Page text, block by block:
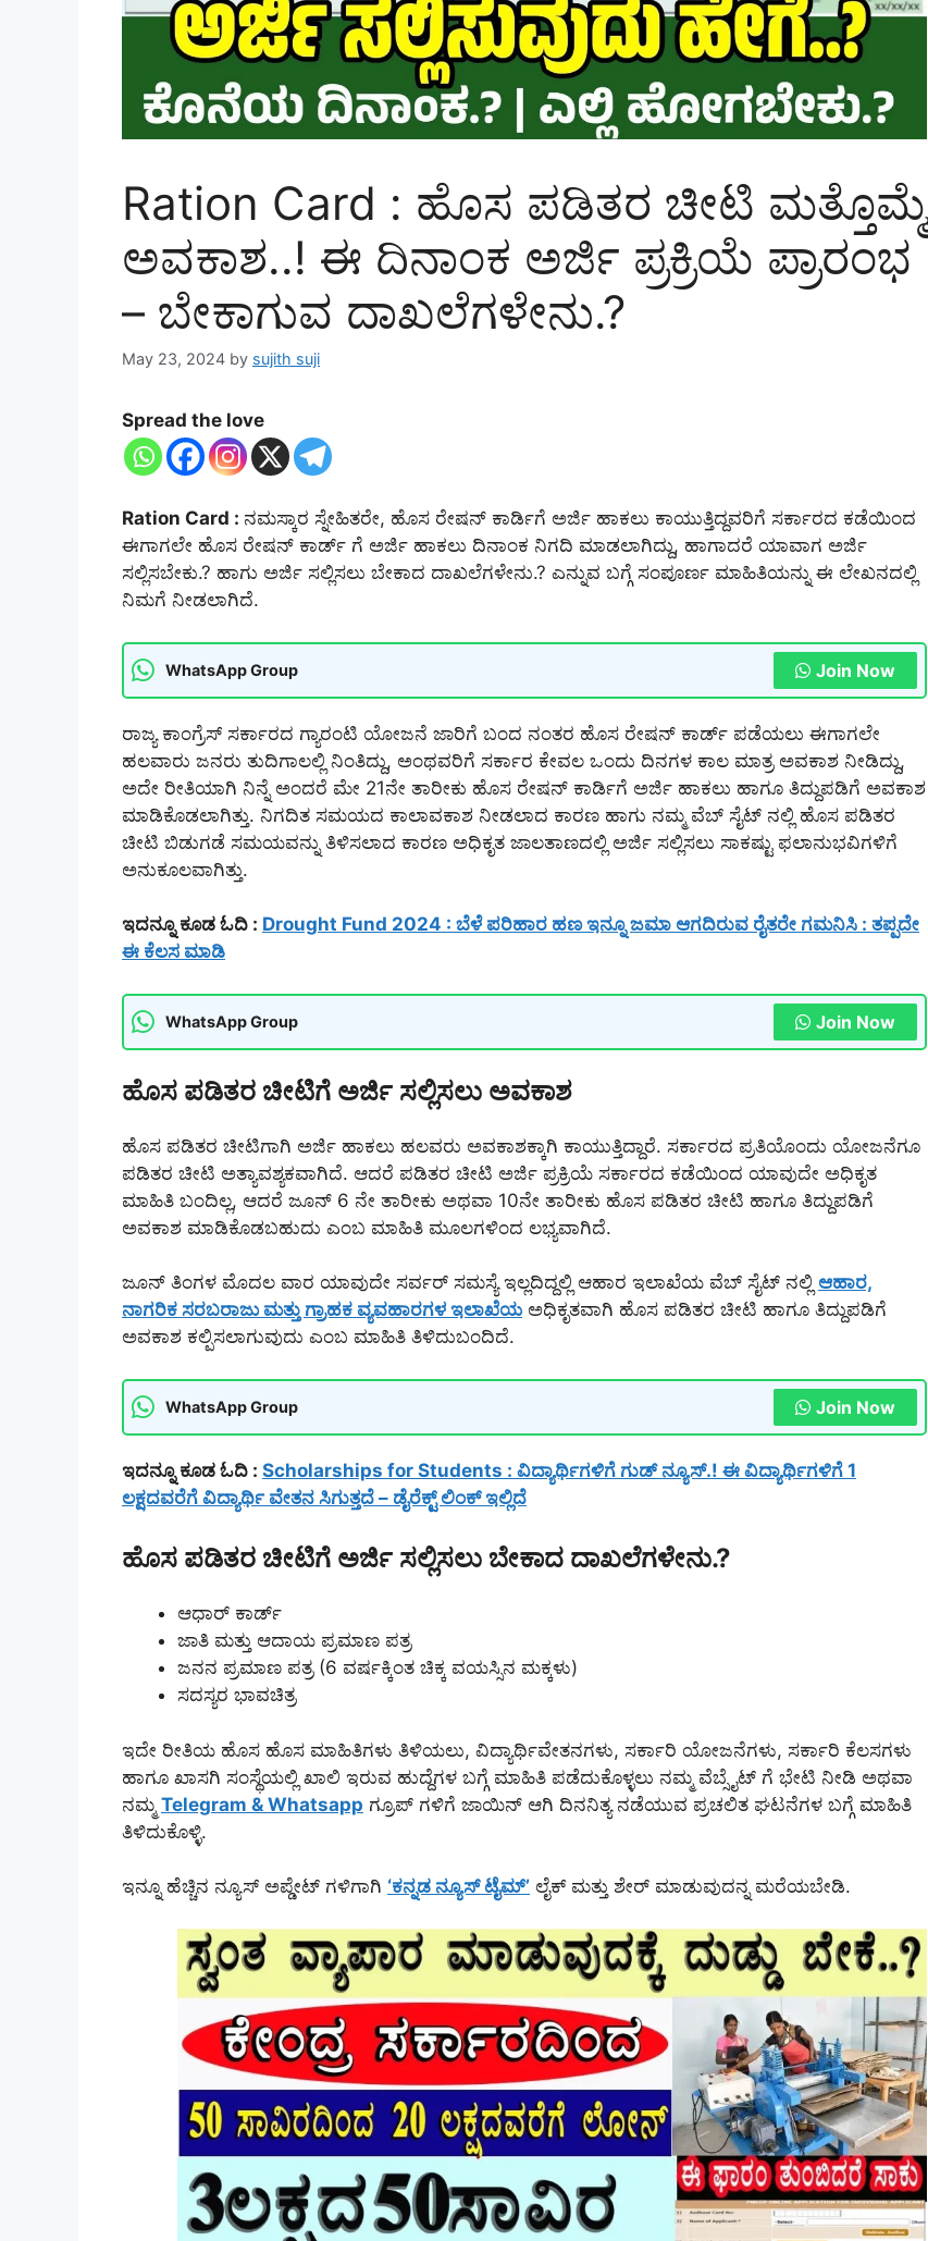
Ration Card : ಹೊಸ ಪಡಿತರ ಚೀಟಿ ಮತ್ತೊಮ್ಮೆ
ಅವಕಾಶ..! ಈ ದಿನಾಂಕ ಅರ್ಜಿ ಪ್ರಕ್ರಿಯೆ ಪ್ರಾರಂಭ
– ಬೇಕಾಗುವ ದಾಖಲೆಗಳೇನು.?
May 23, 2024 by sujith suji
Spread the love
Ration Card : ನಮಸ್ಕಾರ ಸ್ನೇಹಿತರೇ, ಹೊಸ ರೇಷನ್ ಕಾರ್ಡಿಗೆ ಅರ್ಜಿ ಹಾಕಲು ಕಾಯುತ್ತಿದ್ದವರಿಗೆ ಸರ್ಕಾರದ ಕಡೆಯಿಂದ
ಈಗಾಗಲೇ ಹೊಸ ರೇಷನ್ ಕಾರ್ಡ್ ಗೆ ಅರ್ಜಿ ಹಾಕಲು ದಿನಾಂಕ ನಿಗದಿ ಮಾಡಲಾಗಿದ್ದು, ಹಾಗಾದರೆ ಯಾವಾಗ ಅರ್ಜಿ
ಸಲ್ಲಿಸಬೇಕು.? ಹಾಗು ಅರ್ಜಿ ಸಲ್ಲಿಸಲು ಬೇಕಾದ ದಾಖಲೆಗಳೇನು.? ಎನ್ನುವ ಬಗ್ಗೆ ಸಂಪೂರ್ಣ ಮಾಹಿತಿಯನ್ನು ಈ ಲೇಖನದಲ್ಲಿ
ನಿಮಗೆ ನೀಡಲಾಗಿದೆ.
WhatsApp Group Join Now
ರಾಜ್ಯ ಕಾಂಗ್ರೆಸ್ ಸರ್ಕಾರದ ಗ್ಯಾರಂಟಿ ಯೋಜನೆ ಜಾರಿಗೆ ಬಂದ ನಂತರ ಹೊಸ ರೇಷನ್ ಕಾರ್ಡ್ ಪಡೆಯಲು ಈಗಾಗಲೇ
ಹಲವಾರು ಜನರು ತುದಿಗಾಲಲ್ಲಿ ನಿಂತಿದ್ದು, ಅಂಥವರಿಗೆ ಸರ್ಕಾರ ಕೇವಲ ಒಂದು ದಿನಗಳ ಕಾಲ ಮಾತ್ರ ಅವಕಾಶ ನೀಡಿದ್ದು,
ಅದೇ ರೀತಿಯಾಗಿ ನಿನ್ನೆ ಅಂದರೆ ಮೇ 21ನೇ ತಾರೀಕು ಹೊಸ ರೇಷನ್ ಕಾರ್ಡಿಗೆ ಅರ್ಜಿ ಹಾಕಲು ಹಾಗೂ ತಿದ್ದುಪಡಿಗೆ ಅವಕಾಶ
ಮಾಡಿಕೊಡಲಾಗಿತ್ತು. ನಿಗದಿತ ಸಮಯದ ಕಾಲಾವಕಾಶ ನೀಡಲಾದ ಕಾರಣ ಹಾಗು ನಮ್ಮ ವೆಬ್ ಸೈಟ್ ನಲ್ಲಿ ಹೊಸ ಪಡಿತರ
ಚೀಟಿ ಬಿಡುಗಡೆ ಸಮಯವನ್ನು ತಿಳಿಸಲಾದ ಕಾರಣ ಅಧಿಕೃತ ಜಾಲತಾಣದಲ್ಲಿ ಅರ್ಜಿ ಸಲ್ಲಿಸಲು ಸಾಕಷ್ಟು ಫಲಾನುಭವಿಗಳಿಗೆ
ಅನುಕೂಲವಾಗಿತ್ತು.
ಇದನ್ನೂ ಕೂಡ ಓದಿ : Drought Fund 2024 : ಬೆಳೆ ಪರಿಹಾರ ಹಣ ಇನ್ನೂ ಜಮಾ ಆಗದಿರುವ ರೈತರೇ ಗಮನಿಸಿ : ತಪ್ಪದೇ
ಈ ಕೆಲಸ ಮಾಡಿ
WhatsApp Group Join Now
ಹೊಸ ಪಡಿತರ ಚೀಟಿಗೆ ಅರ್ಜಿ ಸಲ್ಲಿಸಲು ಅವಕಾಶ
ಹೊಸ ಪಡಿತರ ಚೀಟಿಗಾಗಿ ಅರ್ಜಿ ಹಾಕಲು ಹಲವರು ಅವಕಾಶಕ್ಕಾಗಿ ಕಾಯುತ್ತಿದ್ದಾರೆ. ಸರ್ಕಾರದ ಪ್ರತಿಯೊಂದು ಯೋಜನೆಗೂ
ಪಡಿತರ ಚೀಟಿ ಅತ್ಯಾವಶ್ಯಕವಾಗಿದೆ. ಆದರೆ ಪಡಿತರ ಚೀಟಿ ಅರ್ಜಿ ಪ್ರಕ್ರಿಯೆ ಸರ್ಕಾರದ ಕಡೆಯಿಂದ ಯಾವುದೇ ಅಧಿಕೃತ
ಮಾಹಿತಿ ಬಂದಿಲ್ಲ, ಆದರೆ ಜೂನ್ 6 ನೇ ತಾರೀಕು ಅಥವಾ 10ನೇ ತಾರೀಕು ಹೊಸ ಪಡಿತರ ಚೀಟಿ ಹಾಗೂ ತಿದ್ದುಪಡಿಗೆ
ಅವಕಾಶ ಮಾಡಿಕೊಡಬಹುದು ಎಂಬ ಮಾಹಿತಿ ಮೂಲಗಳಿಂದ ಲಭ್ಯವಾಗಿದೆ.
ಜೂನ್ ತಿಂಗಳ ಮೊದಲ ವಾರ ಯಾವುದೇ ಸರ್ವರ್ ಸಮಸ್ಯೆ ಇಲ್ಲದಿದ್ದಲ್ಲಿ ಆಹಾರ ಇಲಾಖೆಯ ವೆಬ್ ಸೈಟ್ ನಲ್ಲಿ ಆಹಾರ,
ನಾಗರಿಕ ಸರಬರಾಜು ಮತ್ತು ಗ್ರಾಹಕ ವ್ಯವಹಾರಗಳ ಇಲಾಖೆಯ ಅಧಿಕೃತವಾಗಿ ಹೊಸ ಪಡಿತರ ಚೀಟಿ ಹಾಗೂ ತಿದ್ದುಪಡಿಗೆ
ಅವಕಾಶ ಕಲ್ಪಿಸಲಾಗುವುದು ಎಂಬ ಮಾಹಿತಿ ತಿಳಿದುಬಂದಿದೆ.
WhatsApp Group Join Now
ಇದನ್ನೂ ಕೂಡ ಓದಿ : Scholarships for Students : ವಿದ್ಯಾರ್ಥಿಗಳಿಗೆ ಗುಡ್ ನ್ಯೂಸ್.! ಈ ವಿದ್ಯಾರ್ಥಿಗಳಿಗೆ 1
ಲಕ್ಷದವರೆಗೆ ವಿದ್ಯಾರ್ಥಿ ವೇತನ ಸಿಗುತ್ತದೆ – ಡೈರೆಕ್ಟ್ ಲಿಂಕ್ ಇಲ್ಲಿದೆ
ಹೊಸ ಪಡಿತರ ಚೀಟಿಗೆ ಅರ್ಜಿ ಸಲ್ಲಿಸಲು ಬೇಕಾದ ದಾಖಲೆಗಳೇನು.?
ಆಧಾರ್ ಕಾರ್ಡ್
ಜಾತಿ ಮತ್ತು ಆದಾಯ ಪ್ರಮಾಣ ಪತ್ರ
ಜನನ ಪ್ರಮಾಣ ಪತ್ರ (6 ವರ್ಷಕ್ಕಿಂತ ಚಿಕ್ಕ ವಯಸ್ಸಿನ ಮಕ್ಕಳು)
ಸದಸ್ಯರ ಭಾವಚಿತ್ರ
ಇದೇ ರೀತಿಯ ಹೊಸ ಹೊಸ ಮಾಹಿತಿಗಳು ತಿಳಿಯಲು, ವಿದ್ಯಾರ್ಥಿವೇತನಗಳು, ಸರ್ಕಾರಿ ಯೋಜನೆಗಳು, ಸರ್ಕಾರಿ ಕೆಲಸಗಳು
ಹಾಗೂ ಖಾಸಗಿ ಸಂಸ್ಥೆಯಲ್ಲಿ ಖಾಲಿ ಇರುವ ಹುದ್ದೆಗಳ ಬಗ್ಗೆ ಮಾಹಿತಿ ಪಡೆದುಕೊಳ್ಳಲು ನಮ್ಮ ವೆಬ್ಸೈಟ್ ಗೆ ಭೇಟಿ ನೀಡಿ ಅಥವಾ
ನಮ್ಮ Telegram & Whatsapp ಗ್ರೂಪ್ ಗಳಿಗೆ ಜಾಯಿನ್ ಆಗಿ ದಿನನಿತ್ಯ ನಡೆಯುವ ಪ್ರಚಲಿತ ಘಟನೆಗಳ ಬಗ್ಗೆ ಮಾಹಿತಿ
ತಿಳಿದುಕೊಳ್ಳಿ.
ಇನ್ನೂ ಹೆಚ್ಚಿನ ನ್ಯೂಸ್ ಅಪ್ಡೇಟ್ ಗಳಿಗಾಗಿ ‘ಕನ್ನಡ ನ್ಯೂಸ್ ಟೈಮ್’ ಲೈಕ್ ಮತ್ತು ಶೇರ್ ಮಾಡುವುದನ್ನ ಮರೆಯಬೇಡಿ.